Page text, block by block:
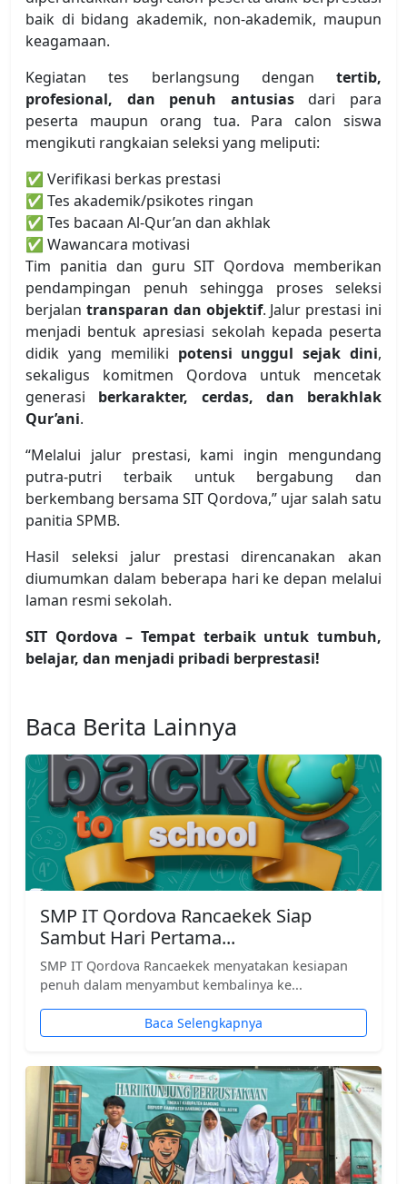
baik di bidang akademik, non-akademik, maupun
keagamaan.
Kegiatan tes berlangsung dengan tertib,
profesional, dan penuh antusiasdari para
peserta maupun orang tua. Para calon siswa
mengikuti rangkaian seleksi yang meliputi:
✅ Verifikasi berkas prestasi
✅ Tes akademik/psikotes ringan
✅ Tes bacaan Al-Qur’an dan akhlak
✅ Wawancara motivasi
Tim panitia dan guru SIT Qordova memberikan
pendampingan penuh sehingga proses seleksi
berjalan transparan dan objektif. Jalur prestasi ini
menjadi bentuk apresiasi sekolah kepada peserta
didik yang memiliki potensi unggul sejak dini,
sekaligus komitmen Qordova untuk mencetak
generasi berkarakter, cerdas, dan berakhlak
Qur’ani.
“Melalui jalur prestasi, kami ingin mengundang
putra-putri terbaik untuk bergabung dan
berkembang bersama SIT Qordova,” ujar salah satu
panitia SPMB.
Hasil seleksi jalur prestasi direncanakan akan
diumumkan dalam beberapa hari ke depan melalui
laman resmi sekolah.
SIT Qordova – Tempat terbaik untuk tumbuh,
belajar, dan menjadi pribadi berprestasi!
Baca Berita Lainnya
SMP IT Qordova Rancaekek Siap
Sambut Hari Pertama...
SMP IT Qordova Rancaekek menyatakan kesiapan
penuh dalam menyambut kembalinya ke...
Baca Selengkapnya